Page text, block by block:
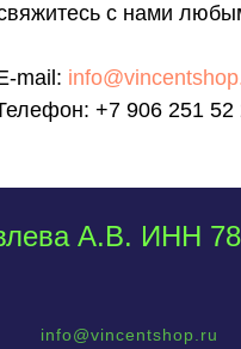
с нами
mail:
+7 906 251 52
А.В. ИНН
info@vincentshop.ru